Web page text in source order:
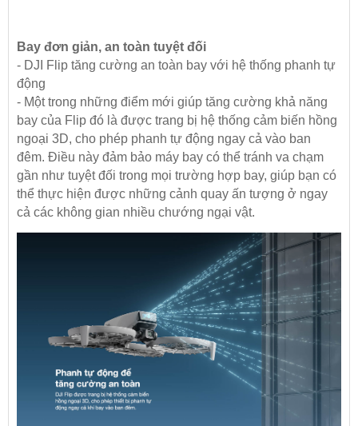
Bay đơn giản, an toàn tuyệt đối
- DJI Flip tăng cường an toàn bay với hệ thống phanh tự
động
- Một trong những điểm mới giúp tăng cường khả năng
bay của Flip đó là được trang bị hệ thống cảm biến hồng
ngoại 3D, cho phép phanh tự động ngay cả vào ban
đêm. Điều này đảm bảo máy bay có thể tránh va chạm
gần như tuyệt đối trong mọi trường hợp bay, giúp bạn có
thể thực hiện được những cảnh quay ấn tượng ở ngay
cả các không gian nhiều chướng ngại vật.